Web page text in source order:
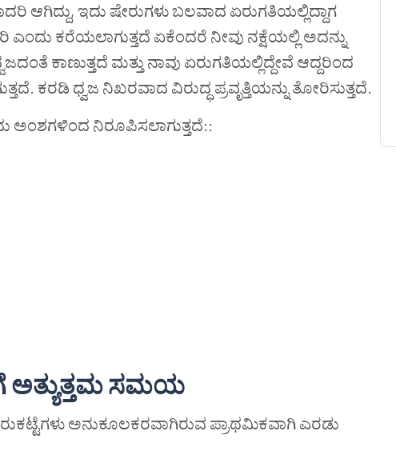
ಆಗಿದ್ದು, ಇದು ಷೇರುಗಳು ಬಲವಾದ ಏರುಗತಿಯಲ್ಲಿದ್ದಾಗ
ಎಂದು ಕರೆಯಲಾಗುತ್ತದೆ ಏಕೆಂದರೆ ನೀವು ನಕ್ಷೆಯಲ್ಲಿ ಅದನ್ನು
ಕಾಣುತ್ತದೆ ಮತ್ತು ನಾವು ಏರುಗತಿಯಲ್ಲಿದ್ದೇವೆ ಆದ್ದರಿಂದ
ಕರಡಿ ಧ್ವಜ ನಿಖರವಾದ ವಿರುದ್ಧ ಪ್ರವೃತ್ತಿಯನ್ನು ತೋರಿಸುತ್ತದೆ.
ಅಂಶಗಳಿಂದ ನಿರೂಪಿಸಲಾಗುತ್ತದೆ::
ಅತ್ಯುತ್ತಮಸಮಯ
ಅನುಕೂಲಕರವಾಗಿರುವ ಪ್ರಾಥಮಿಕವಾಗಿ ಎರಡು